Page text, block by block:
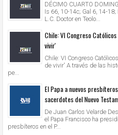
DÉCIMO CUARTO
Is 66, 10-14c; Gal 6, 14-18;
L.C. Doctor en Teolo...
Chile: VI Congreso
vivir'
Chile: VI Congreso
de vivir' A través de las
pe...
El Papa a nuevos
sacerdotes del Nuevo
De Juan Carlos Velarde
el Papa Francisco ha
presbíteros en el P...